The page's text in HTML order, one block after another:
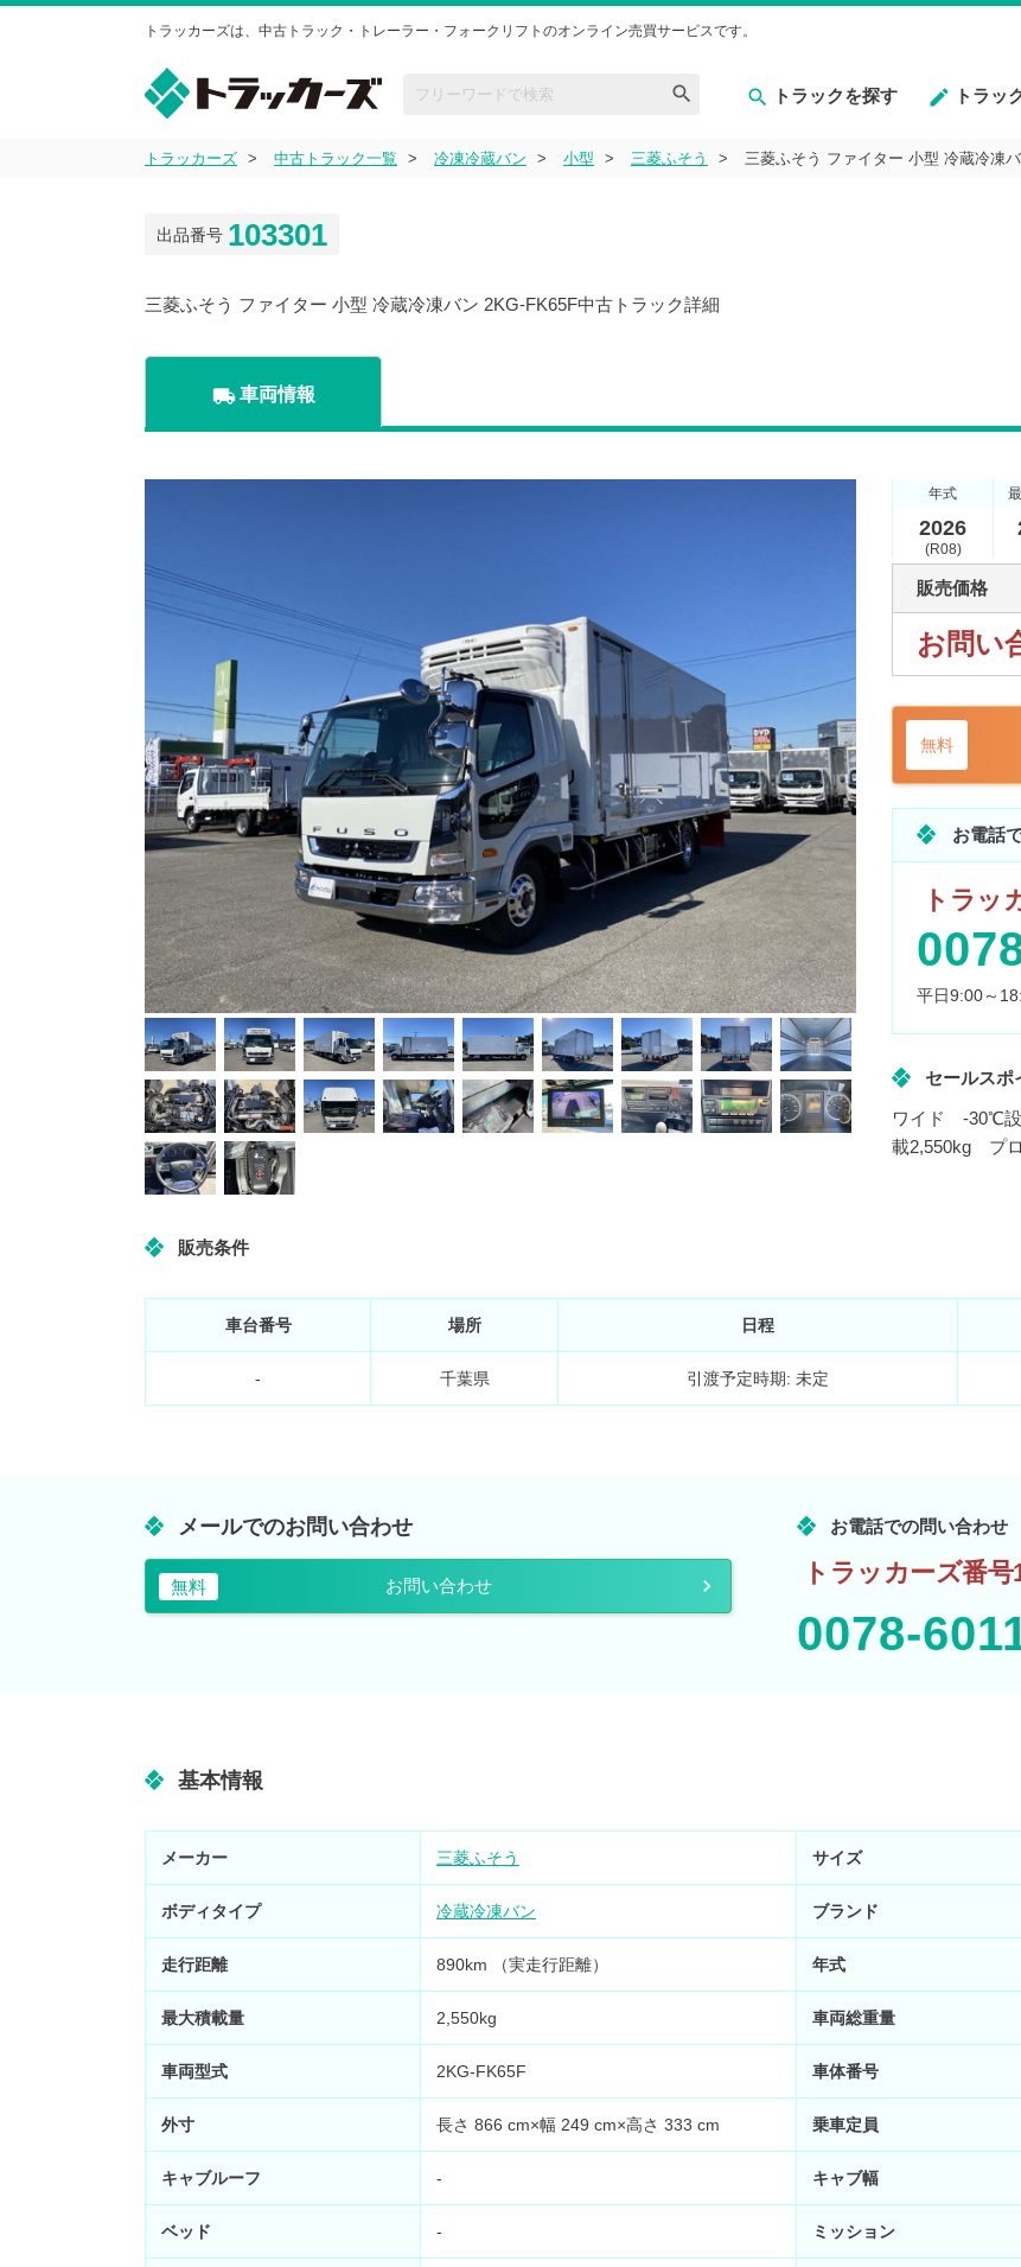
トラッカーズは、中古トラック・トレーラー・フォークリフトのオンライン売買サービスです。
トラックを探す トラッ
トラッカーズ 中古トラック一覧 冷凍冷蔵バン 小型 三菱ふそう 三菱ふそう ファイター 小型 冷蔵冷凍
出品番号 103301
三菱ふそう ファイター 小型 冷蔵冷凍バン 2KG-FK65F中古トラック詳細
local_shipping 車両情報
年式
2026
(R08)
販売価格
お問い
無料
お電話
トラッ
平日9:00～
セールスポ
ワイド -30℃
載2,550kg プ
販売条件
車台番号 場所 日程
- 千葉県 引渡予定時期: 未定
メールでのお問い合わせ
無料 お問い合わせ
お電話での問い合わせ
トラッカーズ番号
0078-
基本情報
メーカー 三菱ふそう サイズ
ボディタイプ 冷蔵冷凍バン ブランド
走行距離 890km （実走行距離） 年式
最大積載量 2,550kg 車両総重量
車両型式 2KG-FK65F 車体番号
外寸 長さ 866 cm×幅 249 cm×高さ 333 cm 乗車定員
キャブルーフ - キャブ幅
ベッド - ミッション